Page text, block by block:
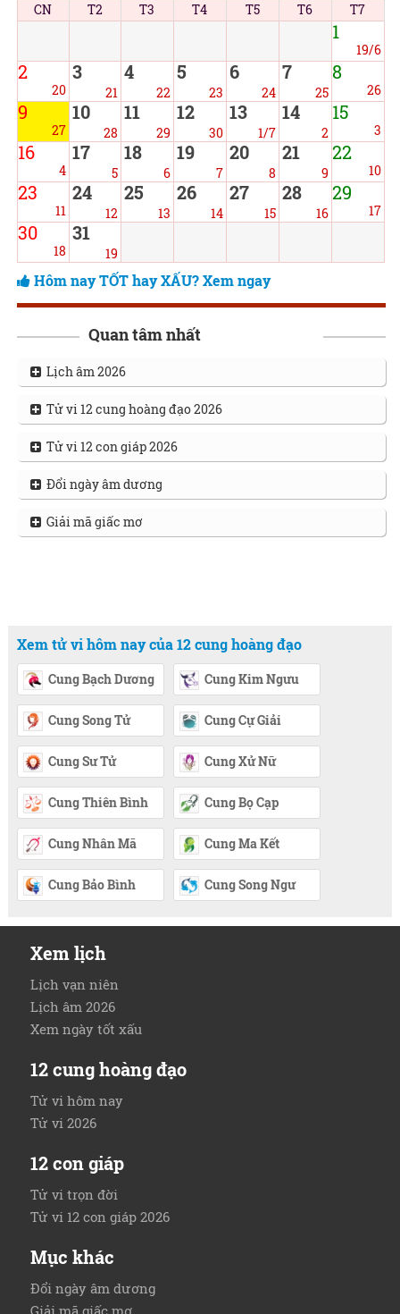
CN T2 T3 T4 T5 T6 T7
1
19/6
2
20
3
21
4
22
5
23
6
24
7
25
8
26
9
27
10
28
11
29
12
30
13
1/7
14
2
15
3
16
4
17
5
18
6
19
7
20
8
21
9
22
10
23
11
24
12
25
13
26
14
27
15
28
16
29
17
30
18
31
19
Hôm nay TỐT hay XẤU? Xem ngay
Quan tâm nhất
Lịch âm 2026
Tử vi 12 cung hoàng đạo 2026
Tử vi 12 con giáp 2026
Đổi ngày âm dương
Giải mã giấc mơ
Xem tử vi hôm nay của 12 cung hoàng đạo
Cung Bạch Dương Cung Kim Ngưu
Cung Song Tử Cung Cự Giải
Cung Sư Tử Cung Xử Nữ
Cung Thiên Bình Cung Bọ Cạp
Cung Nhân Mã Cung Ma Kết
Cung Bảo Bình Cung Song Ngư
Xem lịch
Lịch vạn niên
Lịch âm 2026
Xem ngày tốt xấu
12 cung hoàng đạo
Tử vi hôm nay
Tử vi 2026
12 con giáp
Tử vi trọn đời
Tử vi 12 con giáp 2026
Mục khác
Đổi ngày âm dương